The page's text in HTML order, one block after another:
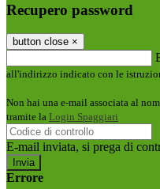
Recupero password
button close ×
all'indirizzo indicato con le
Non hai una e-mail associata al
tramite la Login Spaggiari
E-mail inviata, si prega di
Errore